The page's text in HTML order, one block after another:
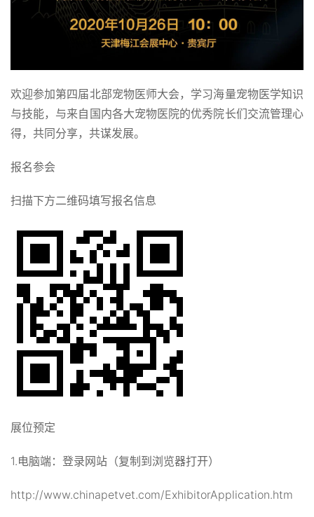
欢迎参加第四届北部宠物医师大会，学习海量宠物医学知识
与技能，与来自国内各大宠物医院的优秀院长们交流管理心
得，共同分享，共谋发展。
报名参会
扫描下方二维码填写报名信息
展位预定
1.电脑端：登录网站（复制到浏览器打开）
http://www.chinapetvet.com/ExhibitorApplication.htm